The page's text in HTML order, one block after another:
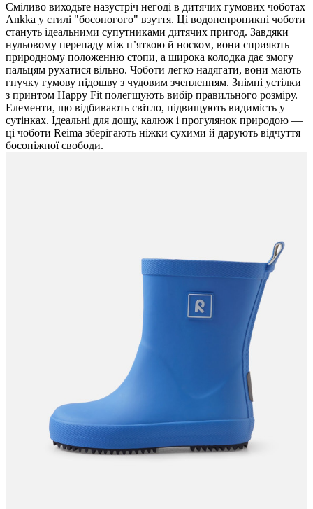
Сміливо виходьте назустріч негоді в дитячих гумових чоботах
Ankka у стилі "босоногого" взуття. Ці водонепроникні чоботи
стануть ідеальними супутниками дитячих пригод. Завдяки
нульовому перепаду між п’яткою й носком, вони сприяють
природному положенню стопи, а широка колодка дає змогу
пальцям рухатися вільно. Чоботи легко надягати, вони мають
гнучку гумову підошву з чудовим зчепленням. Знімні устілки
з принтом Happy Fit полегшують вибір правильного розміру.
Елементи, що відбивають світло, підвищують видимість у
сутінках. Ідеальні для дощу, калюж і прогулянок природою —
ці чоботи Reima зберігають ніжки сухими й дарують відчуття
босоніжної свободи.